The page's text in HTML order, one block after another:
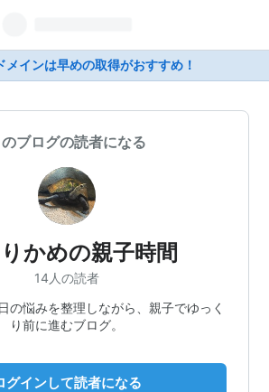
メインは早めの取得がおすすめ！
のブログの読者になる
かめの親子時間
14人の読者
の悩みを整理しながら、親子でゆっく
り前に進むブログ。
グインして読者になる